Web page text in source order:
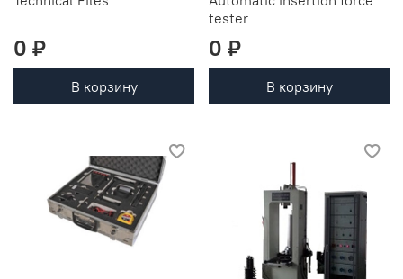
0 ₽
В корзину
tester
0 ₽
В корзину